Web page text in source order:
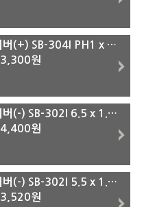
[세신]절연드라이버(+) SB-304I PH1 x 80mm
3,300원
[세신]절연드라이버(-) SB-302I 6.5 x 1.2 x 150mm
4,400원
[세신]절연드라이버(-) SB-302I 5.5 x 1.0 x 125mm
3,520원